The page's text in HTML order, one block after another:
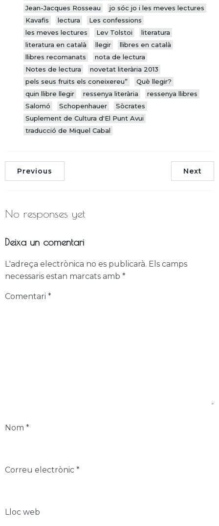
Jean-Jacques Rosseau
jo sóc jo i les meves lectures
Kavafis
lectura
Les confessions
les meves lectures
Lev Tolstoi
literatura
literatura en català
llegir
llibres en català
llibres recomanats
nota de lectura
Notes de lectura
novetat literària 2013
pels seus fruits els coneixereu”
Què llegir?
quin llibre llegir
ressenya literària
ressenya llibres
Salomó
Schopenhauer
Sòcrates
Suplement de Cultura d'El Punt Avui
traducció de Miquel Cabal
Previous Next
No responses yet
Deixa un comentari
L'adreça electrònica no es publicarà. Els camps
necessaris estan marcats amb *
Comentari *
Nom *
Correu electrònic *
Lloc web